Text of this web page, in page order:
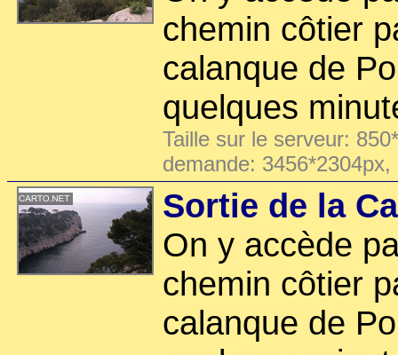
chemin côtier
calanque de
quelques
Taille sur le serveur:
demande:
Sortie de la
On y accède
chemin côtier
calanque de